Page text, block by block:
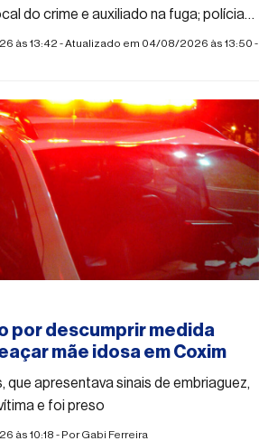
do crime e auxiliado na fuga; polícia
dos disparos
às 13:42 - Atualizado em 04/08/2026 às 13:50 -
por descumprir medida
mãe idosa em Coxim
que apresentava sinais de embriaguez,
e foi preso
às 10:18 - PorGabi Ferreira